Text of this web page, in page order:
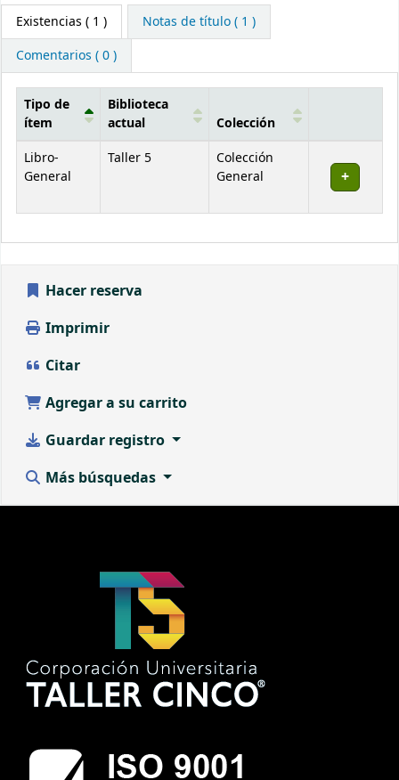
Existencias ( 1 )
Notas de título ( 1 )
Comentarios ( 0 )
Existencias
Tipo de
ítem
Biblioteca
actual
Colección
Libro-
General
Taller 5
Colección
General
Hacer reserva
Imprimir
Citar
Agregar a su carrito
Guardar registro
Más búsquedas